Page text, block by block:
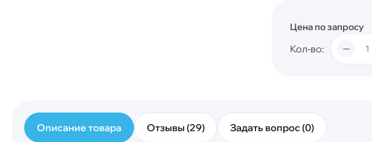
Цена по запросу
Кол-во
Описание товара Отзывы (29) Задать вопрос (0)